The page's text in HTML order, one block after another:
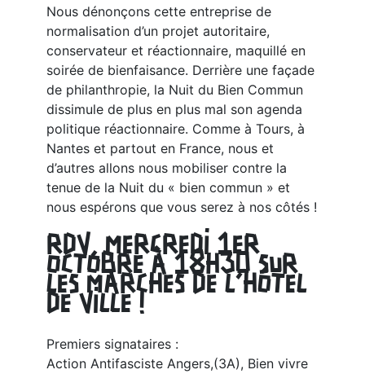
Nous dénonçons cette entreprise de
normalisation d’un projet autoritaire,
conservateur et réactionnaire, maquillé en
soirée de bienfaisance. Derrière une façade
de philanthropie, la Nuit du Bien Commun
dissimule de plus en plus mal son agenda
politique réactionnaire. Comme à Tours, à
Nantes et partout en France, nous et
d’autres allons nous mobiliser contre la
tenue de la Nuit du « bien commun » et
nous espérons que vous serez à nos côtés !
RDV, MERCREDI 1ER
OCTOBRE À 18H30 SUR
LES MARCHES DE L’HÔTEL
DE VILLE !
Premiers signataires :
Action Antifasciste Angers,(3A), Bien vivre